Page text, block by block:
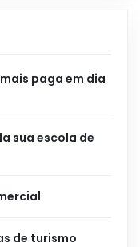
paga em dia
sua escola de
de turismo